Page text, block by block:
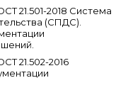
21.501-2018 Система
(СПДС).
21.502-2016